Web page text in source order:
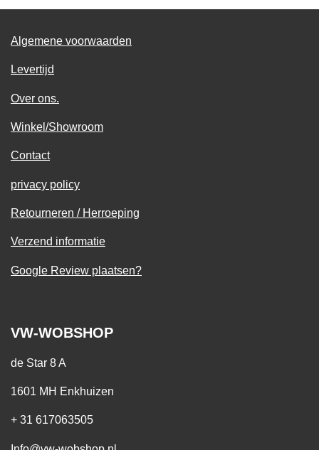
Algemene voorwaarden
Levertijd
Over ons.
Winkel/Showroom
Contact
privacy policy
Retourneren / Herroeping
Verzend informatie
Google Review plaatsen?
VW-WOBSHOP
de Star 8 A
1601 MH Enkhuizen
+ 31 617063505